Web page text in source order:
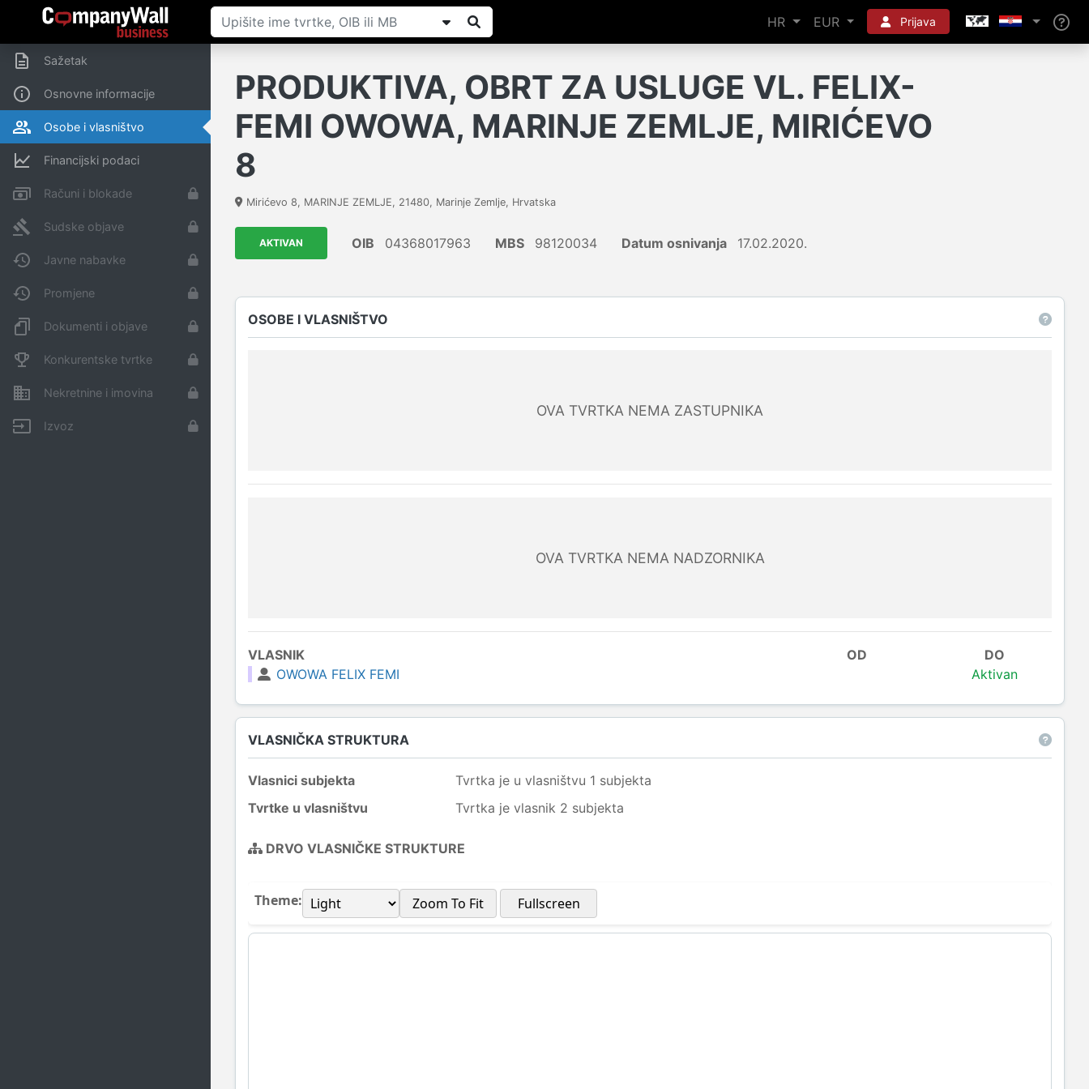
HR EUR Prijava
Sažetak
Osnovne informacije
Osobe i vlasništvo
Financijski podaci
Računi i blokade
Sudske objave
Javne nabavke
Promjene
Dokumenti i objave
Konkurentske tvrtke
Nekretnine i imovina
Izvoz
PRODUKTIVA, OBRT ZA USLUGE VL. FELIX-
FEMI OWOWA, MARINJE ZEMLJE, MIRIĆEVO
8
Mirićevo 8, MARINJE ZEMLJE, 21480, Marinje Zemlje, Hrvatska
AKTIVAN OIB 04368017963 MBS 98120034 Datum osnivanja 17.02.2020.
OSOBE I VLASNIŠTVO
OVA TVRTKA NEMA ZASTUPNIKA
OVA TVRTKA NEMA NADZORNIKA
VLASNIK OD
DO
OWOWA FELIX FEMI
Aktivan
VLASNIČKA STRUKTURA
Vlasnici subjekta
Tvrtka je u vlasništvu 1 subjekta
Tvrtke u vlasništvu
Tvrtka je vlasnik 2 subjekta
DRVO VLASNIČKE STRUKTURE
Theme: Zoom To Fit Fullscreen